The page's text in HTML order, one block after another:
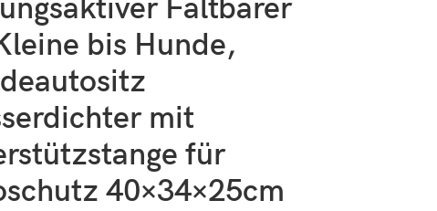
Faltbarer
bis Hunde,
mit
für
40×34×25cm